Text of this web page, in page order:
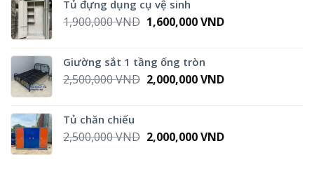
2,500,000 VND.
Tủ đựng dụng cụ vệ sinh
1,900,000VND Original
1,900,000 VND.
1,600,000VNDCurrent
Giường sắt 1 tầng ống tròn
2,500,000VND Original
2,000,000VNDCurrent
Tủ chăn chiếu
2,500,000VND Original
2,000,000VNDCurrent